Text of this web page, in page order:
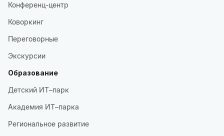
Конференц-центр
Коворкинг
Переговорные
Экскурсии
Образование
Детский ИТ–парк
Академия ИТ–парка
Региональное развитие